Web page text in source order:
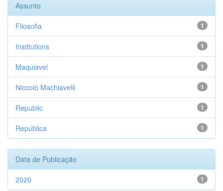
Assunto
1
Filosofia
1
Institutions
1
Maquiavel
1
Niccolò Machiavelli
1
Republic
1
República
Data de Publicação
1
2020